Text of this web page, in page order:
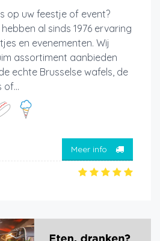
op uw feestje of event?
al sinds 1976 ervaring
en evenementen. Wij
assortiment aanbieden
echte Brusselse wafels, de
of...
Meer info